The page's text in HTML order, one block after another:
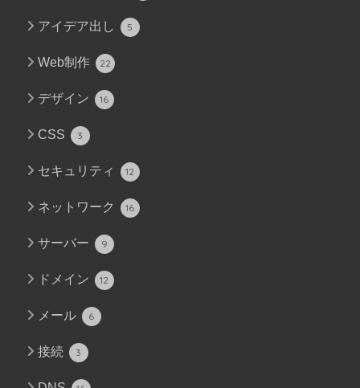
アイデア出し 5
Web制作 22
デザイン 16
CSS 3
セキュリティ 12
ネットワーク 16
サーバー 9
ドメイン 12
メール 6
接続 3